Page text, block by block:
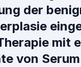
der
mit
von